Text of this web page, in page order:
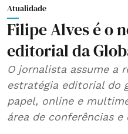
Atualidade
Filipe Alves é o
editorial da
O jornalista assume a
estratégia editorial do
papel, online e
área de conferências